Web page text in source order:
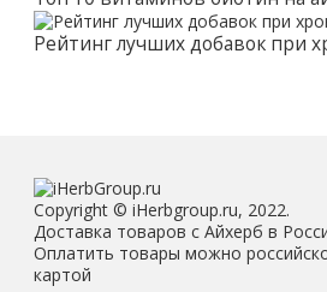
Рейтинг лучших добавок при
Copyright © iHerbgroup.ru, 2022.
Доставка товаров с Айхерб в
Оплатить товары можно
картой